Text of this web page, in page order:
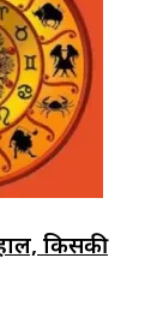
किसकी